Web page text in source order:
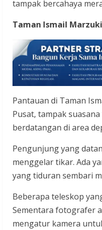
tampak bercahaya
Taman Ismail Marzuki
Pantauan di Taman
Pusat, tampak
berdatangan di area
Pengunjung yang
menggelar tikar. Ada
yang tiduran sembari
Beberapa teleskop
Sementara fotografer
mengatur kamera